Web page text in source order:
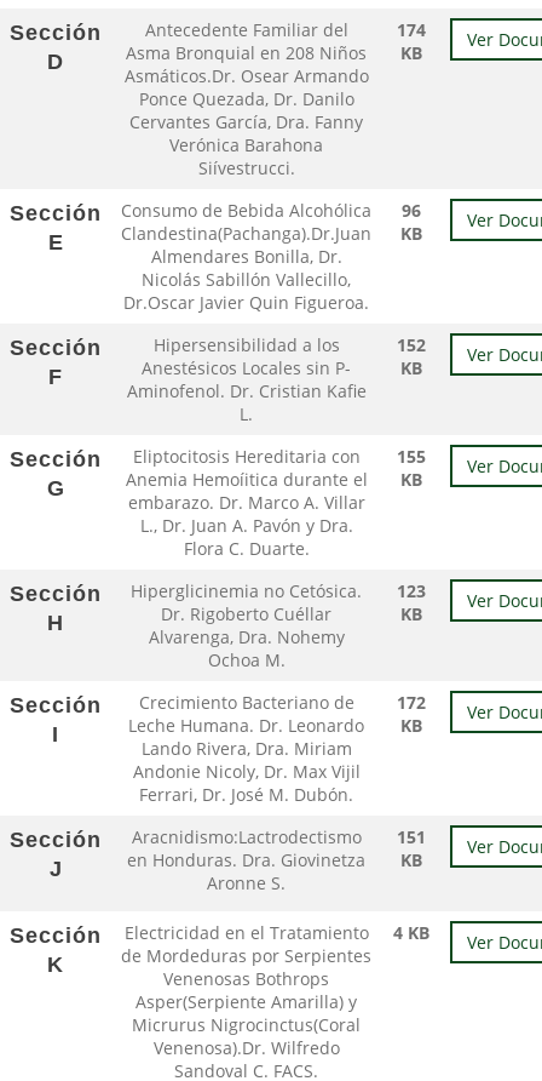
Sección
D
Antecedente Familiar del
Asma Bronquial en 208 Niños
Asmáticos.Dr. Osear Armando
Ponce Quezada, Dr. Danilo
Cervantes García, Dra. Fanny
Verónica Barahona
Siívestrucci.
174
KB
Ver
Sección
E
Consumo de Bebida Alcohólica
Clandestina(Pachanga).Dr.Juan
Almendares Bonilla, Dr.
Nicolás Sabillón Vallecillo,
Dr.Oscar Javier Quin Figueroa.
96
KB
Ver
Sección
F
Hipersensibilidad a los
Anestésicos Locales sin P-
Aminofenol. Dr. Cristian Kafie
L.
152
KB
Ver
Sección
G
Eliptocitosis Hereditaria con
Anemia Hemoíitica durante el
embarazo. Dr. Marco A. Villar
L., Dr. Juan A. Pavón y Dra.
Flora C. Duarte.
155
KB
Ver
Sección
H
Hiperglicinemia no Cetósica.
Dr. Rigoberto Cuéllar
Alvarenga, Dra. Nohemy
Ochoa M.
123
KB
Ver
Sección
I
Crecimiento Bacteriano de
Leche Humana. Dr. Leonardo
Lando Rivera, Dra. Miriam
Andonie Nicoly, Dr. Max Vijil
Ferrari, Dr. José M. Dubón.
172
KB
Ver
Sección
J
Aracnidismo:Lactrodectismo
en Honduras. Dra. Giovinetza
Aronne S.
151
KB
Ver
Sección
K
Electricidad en el Tratamiento
de Mordeduras por Serpientes
Venenosas Bothrops
Asper(Serpiente Amarilla) y
Micrurus Nigrocinctus(Coral
Venenosa).Dr. Wilfredo
Sandoval C. FACS.
4 KB Ver